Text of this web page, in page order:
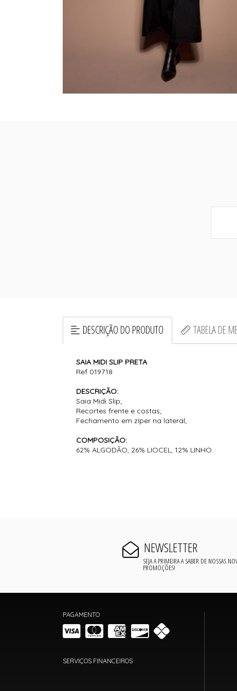
DESCRIÇÃO DO PRODUTO TABELA DE
SAIA MIDI SLIP PRETA
Ref 019718
DESCRIÇÃO:
Saia Midi Slip;
Recortes frente e costas;
Fechamento em zíper na lateral;
COMPOSIÇÃO:
62% ALGODÃO, 26% LIOCEL, 12% LINHO.
NEWSLETTER
SEJA A PRIMEIRA A SABER DE NOSSAS
PROMOÇÕES!
PAGAMENTO
SERVIÇOS FINANCEIROS